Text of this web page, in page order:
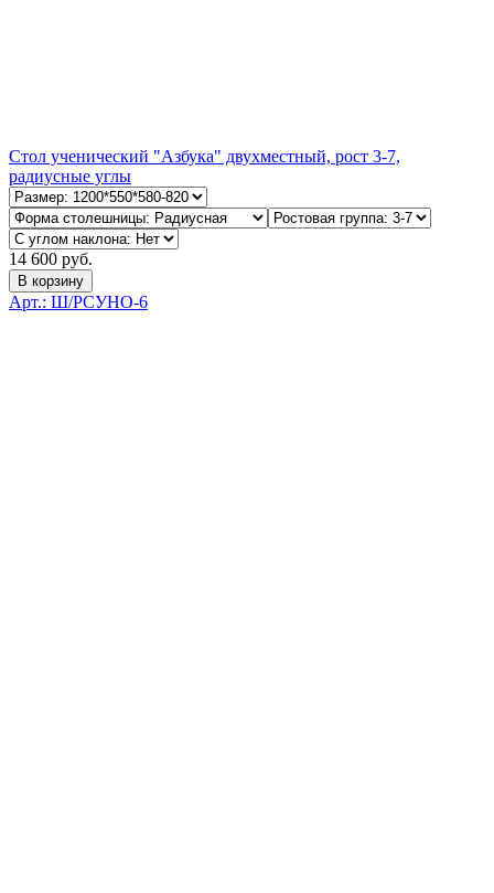
Стол ученический "Азбука" двухместный, рост 3-7,
радиусные углы
14 600 руб.
В корзину
Арт.: Ш/РСУНО-6